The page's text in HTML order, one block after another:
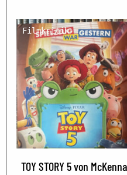
Filmkritik
TOY STORY 5 von